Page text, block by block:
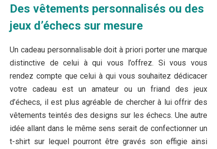
Des vêtements personnalisés ou des
jeux d’échecs sur mesure
Un cadeau personnalisable doit à priori porter une marque
distinctive de celui à qui vous l’offrez. Si vous vous
rendez compte que celui à qui vous souhaitez dédicacer
votre cadeau est un amateur ou un friand des jeux
d’échecs, il est plus agréable de chercher à lui offrir des
vêtements teintés des designs sur les échecs. Une autre
idée allant dans le même sens serait de confectionner un
t-shirt sur lequel pourront être gravés son effigie ainsi